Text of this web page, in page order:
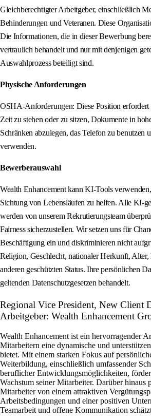
Gleichberechtigter Arbeitgeber, einschließlich
Behinderungen und Veteranen. Diese
Die Informationen, die in dieser Bewerbung
vertraulich behandelt und nur mit denjenigen
Auswahlprozess beteiligt sind.
Physische Anforderungen
OSHA-Anforderungen: Diese Position erfordert
Zeit zu stehen oder zu sitzen, Dokumente in
Schränken abzulegen, das Telefon zu benutzen
verwenden.
Bewerberauswahl
Wealth Enhancement kann KI-Tools
Sichtung von Lebensläufen zu helfen. Alle KI-
werden von unserem Rekrutierungsteam
Fairness sicherzustellen. Wir setzen uns für
Beschäftigung ein und diskriminieren nicht
Religion, Geschlecht, nationaler Herkunft,
anderen geschützten Status. Ihre persönlichen
geltenden Datenschutzgesetzen behandelt.
Regional Vice President, New Client
Arbeitgeber: Wealth Enhancement
Wealth Enhancement ist ein hervorragender
Mitarbeitern eine dynamische und
bietet. Mit einem starken Fokus auf
Weiterbildung, einschließlich umfassender
beruflicher Entwicklungsmöglichkeiten,
Wachstum seiner Mitarbeiter. Darüber hinaus
Mitarbeiter von einem attraktiven
Arbeitsbedingungen und einer positiven
Teamarbeit und offene Kommunikation